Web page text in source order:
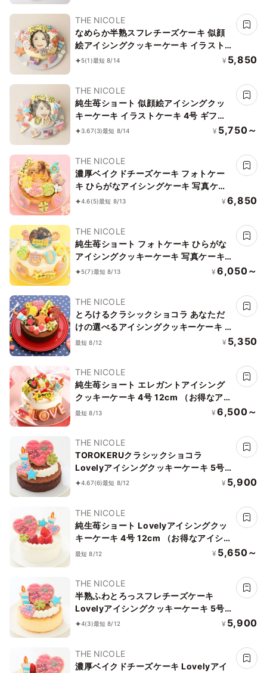
THE NICOLE
なめらか半熟スフレチーズケーキ 似顔
絵アイシングクッキーケーキ イラスト
ケーキ 5号 ギフトに最適
5(1)最短 8/14 ¥ 5,850
THE NICOLE
純生苺ショート 似顔絵アイシングクッ
キーケーキ イラストケーキ 4号 ギフト
に最適
3.67(3)最短 8/14 ¥ 5,750～
THE NICOLE
濃厚ベイクドチーズケーキ フォトケー
キ ひらがなアイシングケーキ 写真ケー
キ 5号 15cm ※ひらがなタイプ登場しま
4.6(5)最短 8/13 ¥ 6,850
THE NICOLE
純生苺ショート フォトケーキ ひらがな
アイシングクッキーケーキ 写真ケーキ
4号 12cm ※ひらがなタイプ登場しまし
5(7)最短 8/13 ¥ 6,050～
THE NICOLE
とろけるクラシックショコラ あなただ
けの選べるアイシングクッキーケーキ 5
号 選んで楽しい！！ ＊アイシングデコ
最短 8/12 ¥ 5,350
THE NICOLE
純生苺ショート エレガントアイシング
クッキーケーキ 4号 12cm （お得なアイ
シングセットです） ギフトに最適
最短 8/13 ¥ 6,500～
THE NICOLE
TOROKERUクラシックショコラ
Lovelyアイシングクッキーケーキ 5号
15cm （お得なアイシングセットです）
4.67(6)最短 8/12 ¥ 5,900
THE NICOLE
純生苺ショート Lovelyアイシングクッ
キーケーキ 4号 12cm （お得なアイシン
グセットです） ＊アイシングデコ当日
最短 8/12 ¥ 5,650～
THE NICOLE
半熟ふわとろっスフレチーズケーキ
Lovelyアイシングクッキーケーキ 5号
15cm （お得なアイシングセットです）
4(3)最短 8/12 ¥ 5,900
THE NICOLE
濃厚ベイクドチーズケーキ Lovelyアイ